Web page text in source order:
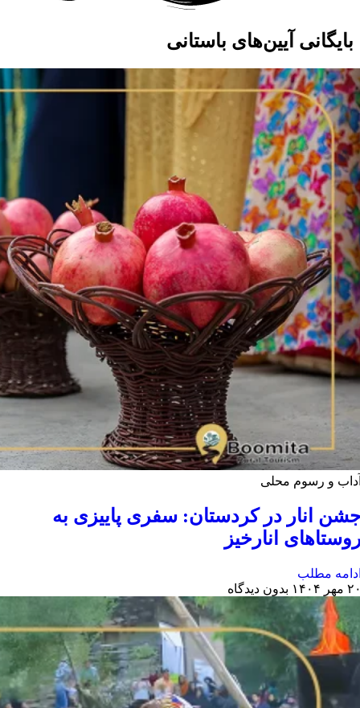
بایگانی آیین‌های باستانی
و رسوم محلی
انار در کردستان: سفری پاییزی به
انارخیز
مطلب
۱۴۰۴
بدون دیدگاه